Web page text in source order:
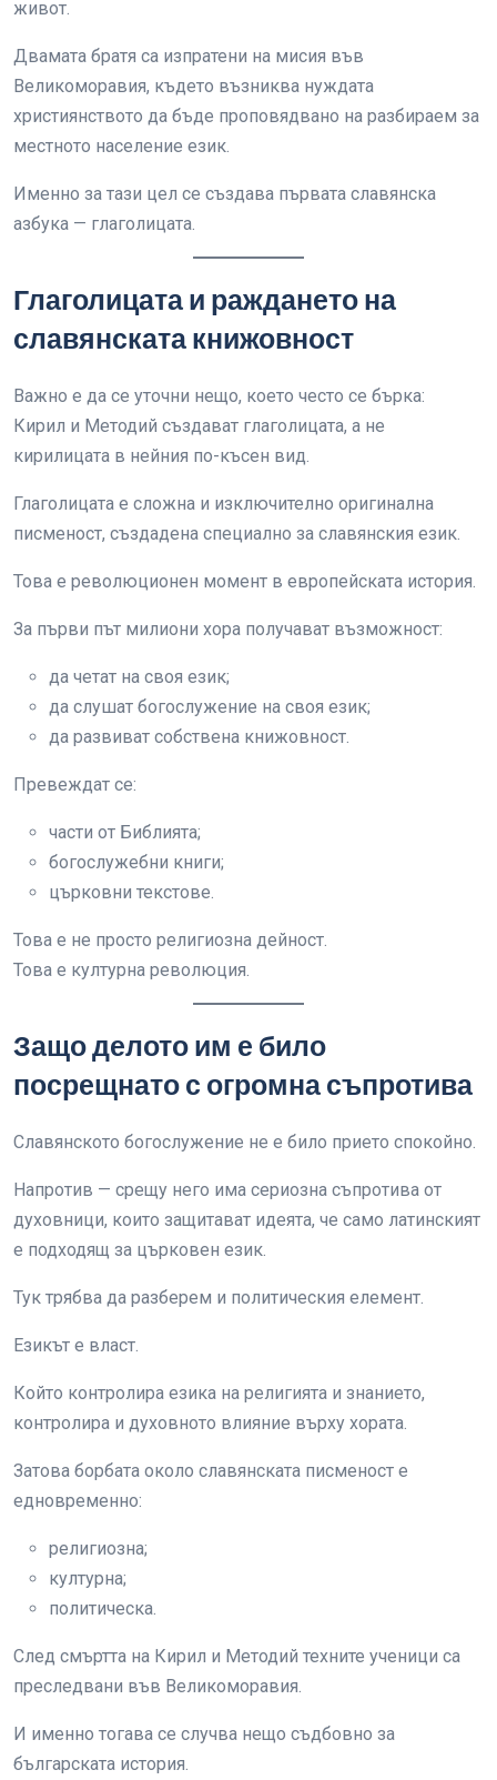
живот.
Двамата братя са изпратени на мисия във
Великоморавия, където възниква нуждата
християнството да бъде проповядвано на разбираем за
местното население език.
Именно за тази цел се създава първата славянска
азбука — глаголицата.
Глаголицата и раждането на
славянската книжовност
Важно е да се уточни нещо, което често се бърка:
Кирил и Методий създават глаголицата, а не
кирилицата в нейния по-късен вид.
Глаголицата е сложна и изключително оригинална
писменост, създадена специално за славянския език.
Това е революционен момент в европейската история.
За първи път милиони хора получават възможност:
да четат на своя език;
да слушат богослужение на своя език;
да развиват собствена книжовност.
Превеждат се:
части от Библията;
богослужебни книги;
църковни текстове.
Това е не просто религиозна дейност.
Това е културна революция.
Защо делото им е било
посрещнато с огромна съпротива
Славянското богослужение не е било прието спокойно.
Напротив — срещу него има сериозна съпротива от
духовници, които защитават идеята, че само латинският
е подходящ за църковен език.
Тук трябва да разберем и политическия елемент.
Езикът е власт.
Който контролира езика на религията и знанието,
контролира и духовното влияние върху хората.
Затова борбата около славянската писменост е
едновременно:
религиозна;
културна;
политическа.
След смъртта на Кирил и Методий техните ученици са
преследвани във Великоморавия.
И именно тогава се случва нещо съдбовно за
българската история.